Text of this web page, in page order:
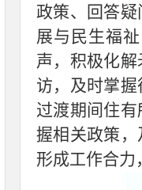
政策、回答
展与民生福
声，积极化
访，及时掌
过渡期间住
握相关政策
形成工作合力